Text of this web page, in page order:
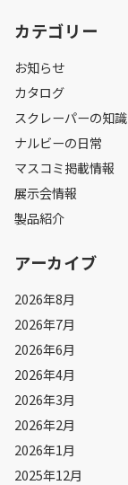
カテゴリー
お知らせ
カタログ
スクレーパーの知識
ナルビーの日常
マスコミ掲載情報
展示会情報
製品紹介
アーカイブ
2026年8月
2026年7月
2026年6月
2026年4月
2026年3月
2026年2月
2026年1月
2025年12月